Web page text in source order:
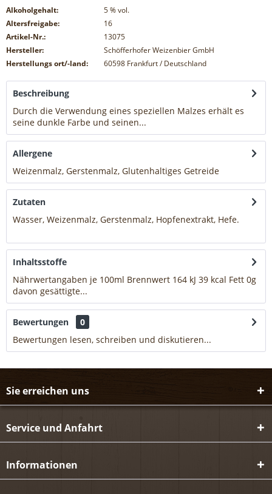
Alkoholgehalt: 5% vol.
Altersfreigabe:
16
Artikel-Nr.:
13075
Hersteller:
Schöfferhofer Weizenbier GmbH
Herstellungs ort/-land:
60598 Frankfurt / Deutschland
Beschreibung
Durch die Verwendung eines speziellen Malzes erhält es
seine dunkle Farbe und seinen...
Allergene
Weizenmalz, Gerstenmalz, Glutenhaltiges Getreide
Zutaten
Wasser, Weizenmalz, Gerstenmalz, Hopfenextrakt, Hefe.
Inhaltsstoffe
Nährwertangaben je 100ml Brennwert 164 kJ 39 kcal Fett 0g
davon gesättigte...
Bewertungen
0
Bewertungen lesen, schreiben und diskutieren...
Sie erreichen uns
Service und Anfahrt
Informationen